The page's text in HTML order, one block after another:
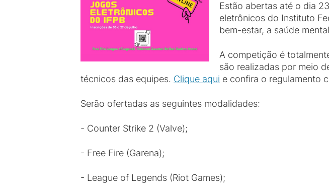
Estão abertas até o dia
eletrônicos do Instituto
bem-estar, a saúde
A competição é
são realizadas por meio
técnicos das equipes. Clique aqui e confira o regulamento
Serão ofertadas as seguintes modalidades:
- Counter Strike 2 (Valve);
- Free Fire (Garena);
- League of Legends (Riot Games);